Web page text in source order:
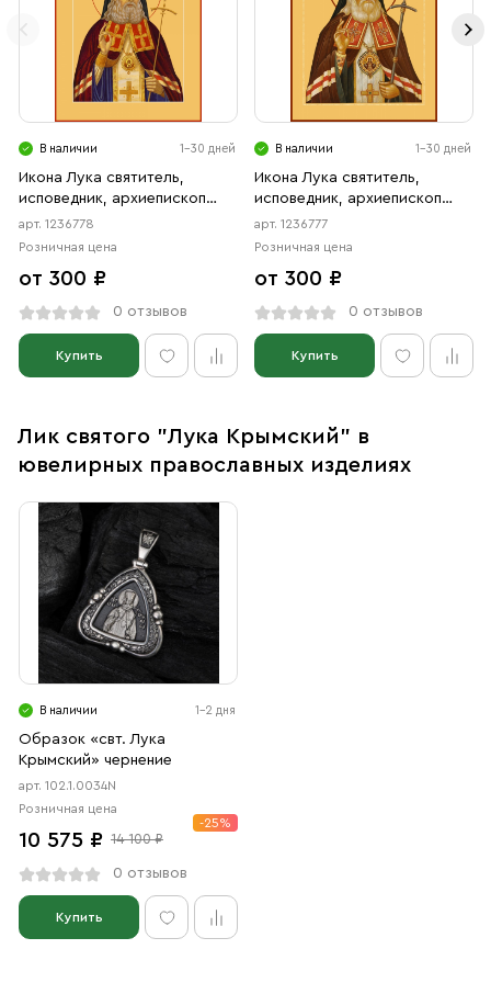
В наличии 1-30 дней
Икона Лука святитель,
исповедник, архиепископ
Крымский (АРТ.06778)
арт. 1236778
Розничная цена
от 300 ₽
0 отзывов
Купить
В наличии 1-30 дней
Икона Лука святитель,
исповедник, архиепископ
Крымский (АРТ.06777)
арт. 1236777
Розничная цена
от 300 ₽
0 отзывов
Купить
Лик святого "Лука Крымский" в
ювелирных православных изделиях
В наличии 1-2 дня
Образок «свт. Лука
Крымский» чернение
арт. 102.1.0034N
Розничная цена
10 575 ₽ 14 100 ₽
-25%
0 отзывов
Купить